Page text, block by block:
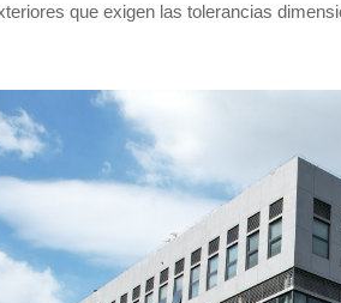
que exigen las tolerancias